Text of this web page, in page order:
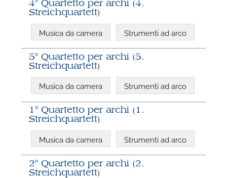
4° Quartetto per archi (4.
Streichquartett)
Musica da camera Strumenti ad arco
5° Quartetto per archi (5.
Streichquartett)
Musica da camera Strumenti ad arco
1° Quartetto per archi (1.
Streichquartett)
Musica da camera Strumenti ad arco
2° Quartetto per archi (2.
Streichquartett)